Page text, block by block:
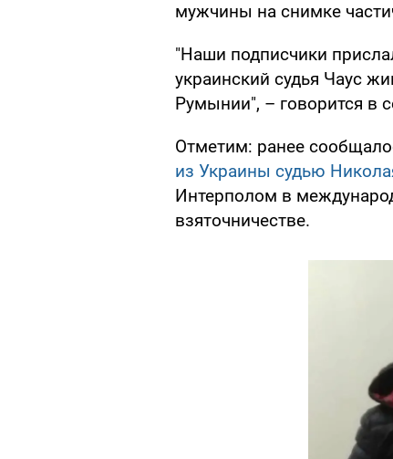
мужчины на снимке
"Наши подписчики
украинский судья Чаус
Румынии", – говорится в
Отметим: ранее
из Украины судью
Интерполом в
взяточничестве.